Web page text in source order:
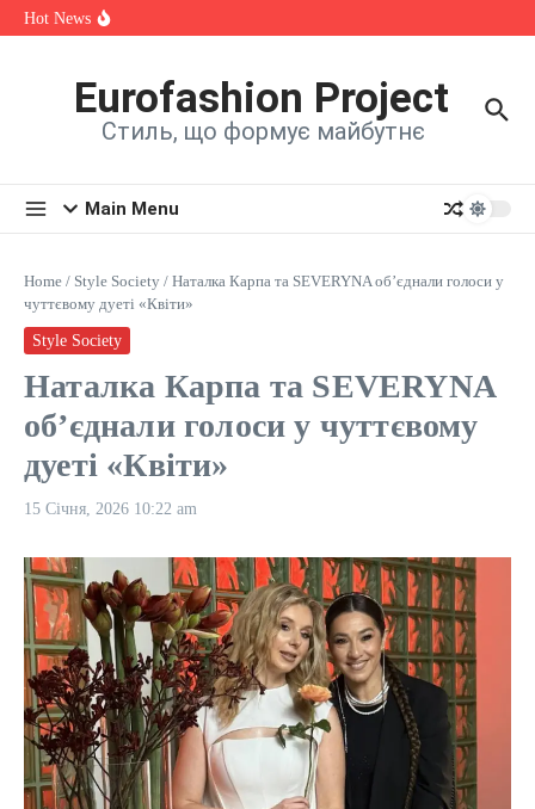
Skip to content
Hot News
її на нову пісню
Знайомтеся: Марта Павлюк і її перший трек «UМАМА»
Eurofashion Project
Стиль, що формує майбутнє
Main Menu
Home / Style Society / Наталка Карпа та SEVERYNA об’єднали голоси у
чуттєвому дуеті «Квіти»
Style Society
Наталка Карпа та SEVERYNA
об’єднали голоси у чуттєвому
дуеті «Квіти»
15 Січня, 2026 10:22 am